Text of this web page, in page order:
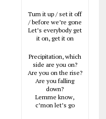
Turn it up / set it off
/ before we’re gone
Let’s everybody get
it on, get it on
Precipitation, which
side are you on?
Are you on the rise?
Are you falling
down?
Lemme know,
c’mon let’s go